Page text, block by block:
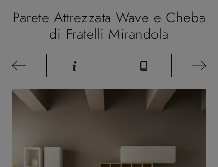
Parete Attrezzata Wave e Cheba
di Fratelli Mirandola